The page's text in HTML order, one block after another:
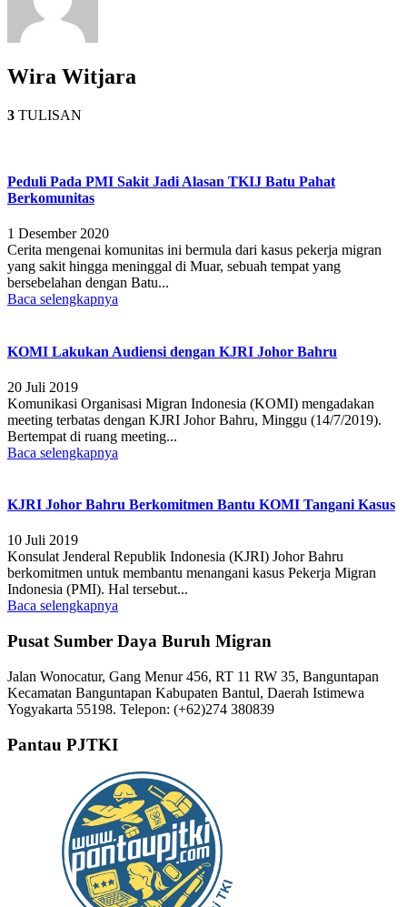
Wira Witjara
3 TULISAN
Peduli Pada PMI Sakit Jadi Alasan TKIJ Batu Pahat
Berkomunitas
1 Desember 2020
Cerita mengenai komunitas ini bermula dari kasus pekerja migran
yang sakit hingga meninggal di Muar, sebuah tempat yang
bersebelahan dengan Batu...
Baca selengkapnya
KOMI Lakukan Audiensi dengan KJRI Johor Bahru
20 Juli 2019
Komunikasi Organisasi Migran Indonesia (KOMI) mengadakan
meeting terbatas dengan KJRI Johor Bahru, Minggu (14/7/2019).
Bertempat di ruang meeting...
Baca selengkapnya
KJRI Johor Bahru Berkomitmen Bantu KOMI Tangani Kasus
10 Juli 2019
Konsulat Jenderal Republik Indonesia (KJRI) Johor Bahru
berkomitmen untuk membantu menangani kasus Pekerja Migran
Indonesia (PMI). Hal tersebut...
Baca selengkapnya
Pusat Sumber Daya Buruh Migran
Jalan Wonocatur, Gang Menur 456, RT 11 RW 35, Banguntapan
Kecamatan Banguntapan Kabupaten Bantul, Daerah Istimewa
Yogyakarta 55198. Telepon: (+62)274 380839
Pantau PJTKI